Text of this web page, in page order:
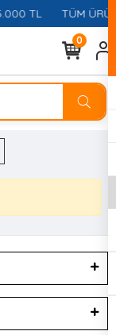
TL TÜM
0